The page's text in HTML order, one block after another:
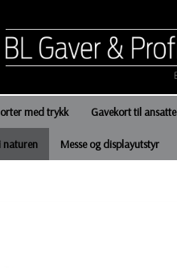
med trykk Gavekort til ansatte
naturen Messe og displayutstyr